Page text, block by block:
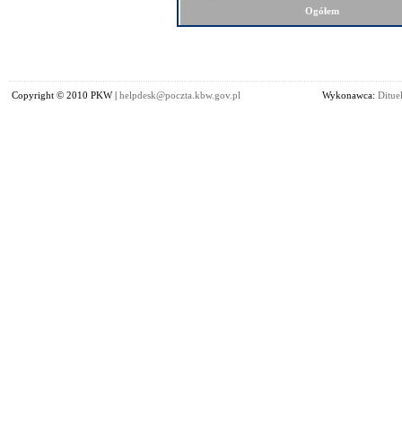
Ogółem
Copyright © 2010 PKW | helpdesk@poczta.kbw.gov.pl Wykonawca: